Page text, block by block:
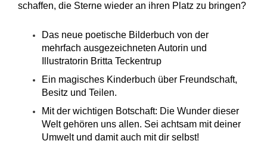
schaffen, die Sterne wieder an ihren Platz zu bringen?
Das neue poetische Bilderbuch von der
mehrfach ausgezeichneten Autorin und
Illustratorin Britta Teckentrup
Ein magisches Kinderbuch über Freundschaft,
Besitz und Teilen.
Mit der wichtigen Botschaft: Die Wunder dieser
Welt gehören uns allen. Sei achtsam mit deiner
Umwelt und damit auch mit dir selbst!